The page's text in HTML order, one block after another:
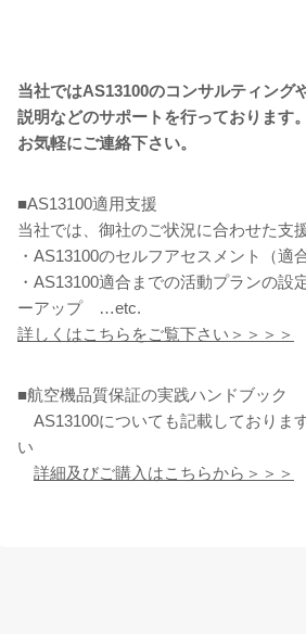
当社ではAS13100のコンサルティング
説明などのサポートを行っております。
お気軽にご連絡下さい。
■AS13100適用支援
当社では、御社のご状況に合わせた支
・AS13100のセルフアセスメント（適
・AS13100適合までの活動プランの設
ーアップ …etc.
詳しくはこちらをご覧下さい＞＞＞＞
■航空機品質保証の実践ハンドブック
AS13100についても記載しておりま
い
詳細及びご購入はこちらから＞＞＞